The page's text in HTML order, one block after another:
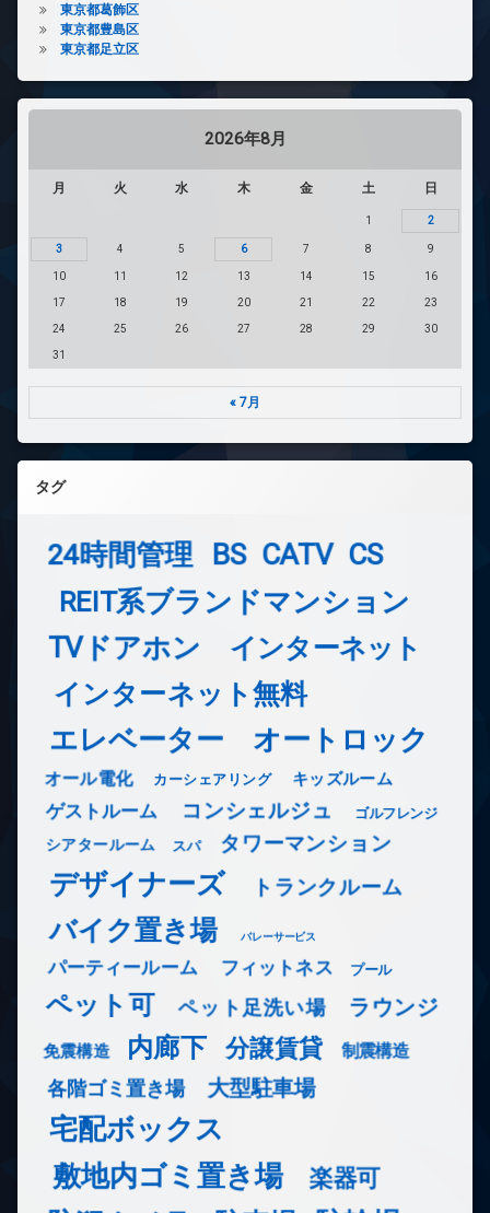
東京都葛飾区
東京都豊島区
東京都足立区
2026年8月
月 火 水 木 金 土 日
1 2
3 4 5 6 7 8 9
10 11 12 13 14 15 16
17 18 19 20 21 22 23
24 25 26 27 28 29 30
31
« 7月
タグ
24時間管理 BS CATV CS
REIT系ブランドマンション
TVドアホン インターネット
インターネット無料
エレベーター オートロック
オール電化 カーシェアリング キッズルーム
ゲストルーム コンシェルジュ ゴルフレンジ
シアタールーム スパ タワーマンション
デザイナーズ トランクルーム
バイク置き場 バレーサービス
パーティールーム フィットネス プール
ペット可 ペット足洗い場 ラウンジ
免震構造 内廊下 分譲賃貸 制震構造
各階ゴミ置き場 大型駐車場
宅配ボックス
敷地内ゴミ置き場
楽器可